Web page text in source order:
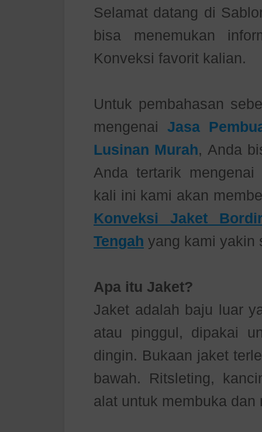
Selamat datang di
bisa menemukan
Konveksi favorit kalian.
Untuk pembahasan
mengenai Jasa
Lusinan Murah, Anda
Anda tertarik
kali ini kami akan
Konveksi Jaket
Tengah yang kami yakin
Apa itu Jaket?
Jaket adalah baju luar
atau pinggul, dipakai
dingin. Bukaan jaket
bawah. Ritsleting,
alat untuk membuka